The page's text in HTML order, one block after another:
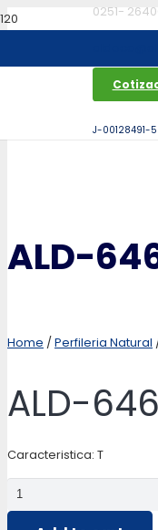
0251-
J-00128491-5
ALD-
Home /Perfileria Natural
ALD-
Caracteristica: T
ALD-
6460